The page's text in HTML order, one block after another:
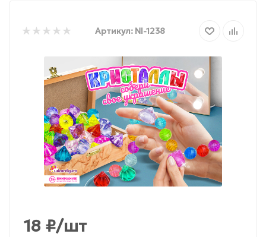
Артикул: NI-1238
18 ₽/шт